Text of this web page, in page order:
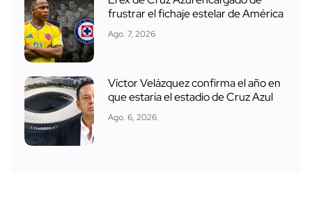
frustrar el fichaje estelar de América
Ago. 7, 2026
Víctor Velázquez confirma el año en
que estaría el estadio de Cruz Azul
Ago. 6, 2026